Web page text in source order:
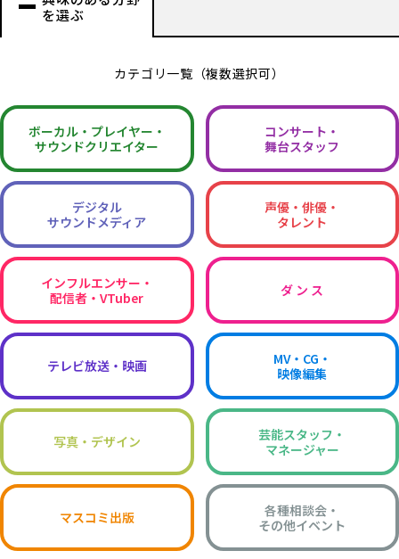
を選ぶ
カテゴリ一覧（複数選択可）
ボーカル・ プレイヤー・
サウンドクリエイター
コンサート・
舞台スタッフ
デジタル
サウンドメディア
声優・俳優・
タレント
インフルエンサー・
配信者・VTuber
ダ ン ス
テレビ放送・映画
MV・CG・
映像編集
写真・デザイン
芸能スタッフ・
マネージャー
マスコミ出版
各種相談会・
その他イベント